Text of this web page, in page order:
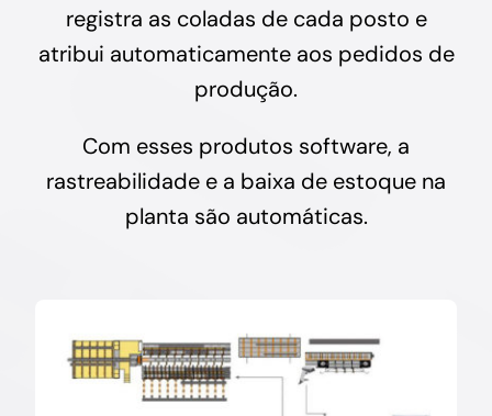
registra as coladas de cada posto e
atribui automaticamente aos pedidos de
produção.
Com esses produtos software, a
rastreabilidade e a baixa de estoque na
planta são automáticas.